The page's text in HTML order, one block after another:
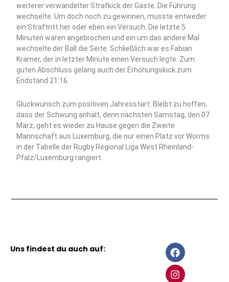
weiterer verwandelter Strafkick der Gäste. Die Führung
wechselte. Um doch noch zu gewinnen, musste entweder
ein Straftritt her oder eben ein Versuch. Die letzte 5
Minuten waren angebrochen und ein um das andere Mal
wechselte der Ball die Seite. Schließlich war es Fabian
Kramer, der in letzter Minute einen Versuch legte. Zum
guten Abschluss gelang auch der Erhöhungskick zum
Endstand 21:16.
Glückwunsch zum positiven Jahresstart. Bleibt zu hoffen,
dass der Schwung anhält, denn nächsten Samstag, den 07.
März, geht es wieder zu Hause gegen die Zweite
Mannschaft aus Luxemburg, die nur einen Platz vor Worms
in der Tabelle der Rugby Regional Liga West Rheinland-
Pfalz/Luxemburg rangiert.
Uns findest du auch auf:
F
a
c
e
I
n
s
t